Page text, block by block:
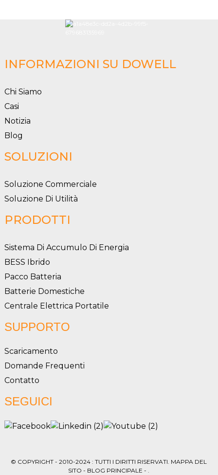
INFORMAZIONI SU DOWELL
Chi Siamo
Casi
Notizia
Blog
SOLUZIONI
Soluzione Commerciale
Soluzione Di Utilità
PRODOTTI
Sistema Di Accumulo Di Energia
BESS Ibrido
Pacco Batteria
Batterie Domestiche
Centrale Elettrica Portatile
SUPPORTO
Scaricamento
Domande Frequenti
Contatto
SEGUICI
© COPYRIGHT - 2010-2024 : TUTTI I DIRITTI RISERVATI. MAPPA DEL
SITO - BLOG PRINCIPALE- .